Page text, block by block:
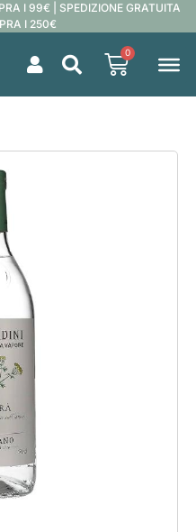
I 99€ | SPEDIZIONE GRATUITA
I 250€
0